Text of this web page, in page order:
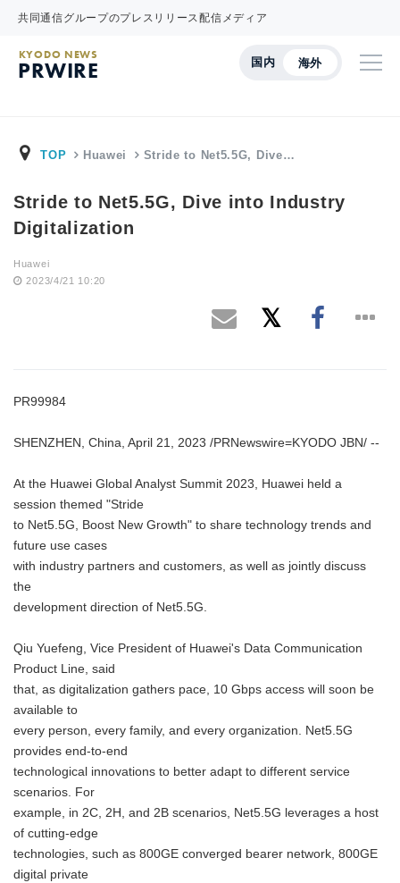
共同通信グループのプレスリリース配信メディア
国内 海外
KYODO NEWS
PRWIRE
TOP Huawei Stride to Net5.5G, Dive…
Stride to Net5.5G, Dive into Industry
Digitalization
Huawei
2023/4/21 10:20
PR99984
SHENZHEN, China, April 21, 2023 /PRNewswire=KYODO JBN/ --
At the Huawei Global Analyst Summit 2023, Huawei held a
session themed "Stride
to Net5.5G, Boost New Growth" to share technology trends and
future use cases
with industry partners and customers, as well as jointly discuss
the
development direction of Net5.5G.
Qiu Yuefeng, Vice President of Huawei's Data Communication
Product Line, said
that, as digitalization gathers pace, 10 Gbps access will soon be
available to
every person, every family, and every organization. Net5.5G
provides end-to-end
technological innovations to better adapt to different service
scenarios. For
example, in 2C, 2H, and 2B scenarios, Net5.5G leverages a host
of cutting-edge
technologies, such as 800GE converged bearer network, 800GE
digital private